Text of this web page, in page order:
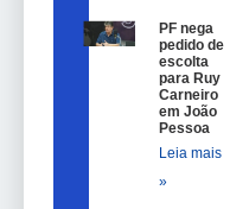
PF nega
pedido de
escolta
para Ruy
Carneiro
em João
Pessoa
Leia mais
»